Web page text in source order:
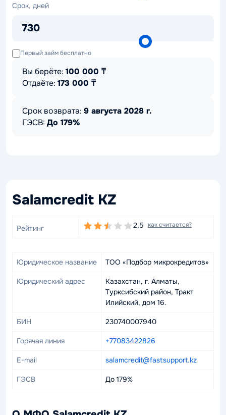
Срок, дней
730
Срок,
Первый займ бесплатно
Вы берёте: 100 000 ₸
Отдаёте: 173 000 ₸
Срок возврата: 9 августа 2028 г.
ГЭСВ: До 179%
Salamcredit KZ
Рейтинг 2,5 как считается?
Юридическое название ТОО «Подбор микрокредитов»
Юридический адрес
Казахстан, г. Алматы,
Турксибский район, Тракт
Илийский, дом 16.
БИН 230740007940
Горячая линия +77083422826
E-mail salamcredit@fastsupport.kz
ГЭСВ До 179%